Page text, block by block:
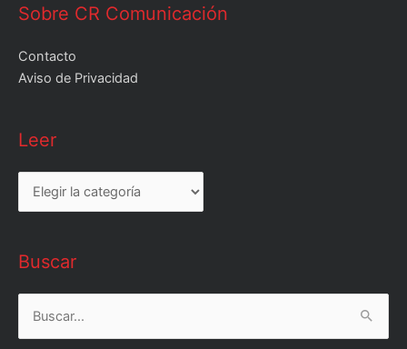
Sobre CR Comunicación
Contacto
Aviso de Privacidad
Leer
Leer
Buscar
Buscar
por: